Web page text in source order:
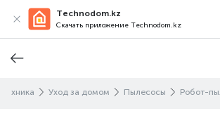
Technodom.kz
Скачать приложение Technodom.kz
Уход за домом Пылесосы Робот-